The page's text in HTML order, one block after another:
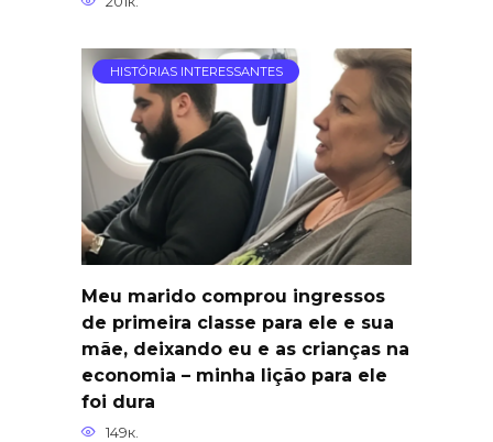
HISTÓRIAS INTERESSANTES
Meu marido comprou ingressos
de primeira classe para ele e sua
mãe, deixando eu e as crianças na
economia – minha lição para ele
foi dura
149к.